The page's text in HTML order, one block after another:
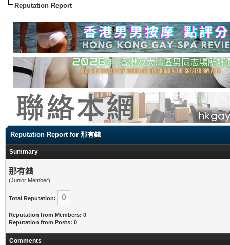
Reputation Report
Reputation Report for 那有錢
Summary
那有錢
(Junior Member)
Total Reputation: 0
Reputation from Members: 0
Reputation from Posts: 0
Comments